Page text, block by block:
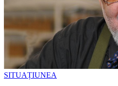
SITUAȚIUNEA